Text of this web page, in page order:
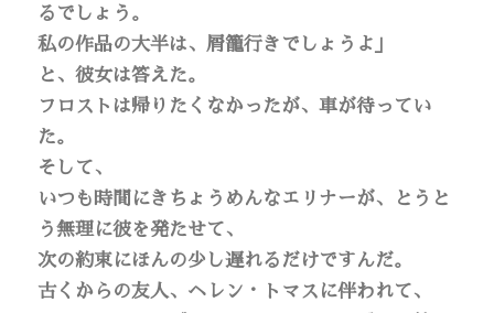
るでしょう。
私の作品の大半は、屑籠行きでしょうよ」
と、彼女は答えた。
フロストは帰りたくなかったが、車が待ってい
た。
そして、
いつも時間にきちょうめんなエリナーが、とうと
う無理に彼を発たせて、
次の約束にほんの少し遅れるだけですんだ。
古くからの友人、ヘレン・トマスに伴われて、